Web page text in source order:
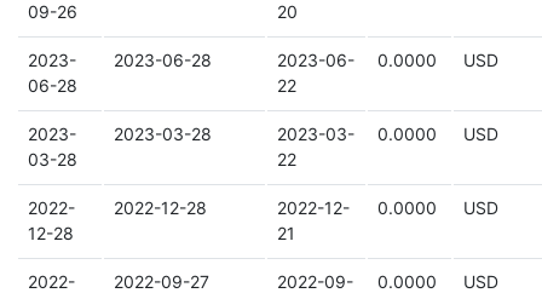
09-26
20
2023-
06-28
2023-06-28
2023-06-
22
0.0000 USD
2023-
03-28
2023-03-28
2023-03-
22
0.0000 USD
2022-
12-28
2022-12-28
2022-12-
21
0.0000 USD
2022-
2022-09-27
2022-09-
0.0000 USD